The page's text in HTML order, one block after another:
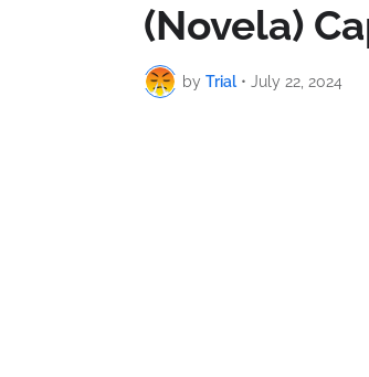
(Novela)
by Trial • July 22, 2024